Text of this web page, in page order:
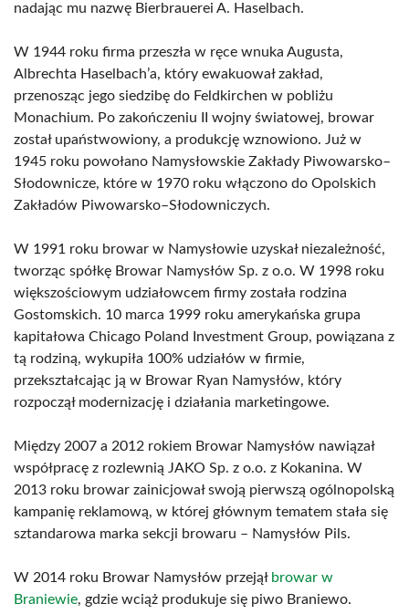
nadając mu nazwę Bierbrauerei A. Haselbach.
W 1944 roku firma przeszła w ręce wnuka Augusta,
Albrechta Haselbach’a, który ewakuował zakład,
przenosząc jego siedzibę do Feldkirchen w pobliżu
Monachium. Po zakończeniu II wojny światowej, browar
został upaństwowiony, a produkcję wznowiono. Już w
1945 roku powołano Namysłowskie Zakłady Piwowarsko–
Słodownicze, które w 1970 roku włączono do Opolskich
Zakładów Piwowarsko–Słodowniczych.
W 1991 roku browar w Namysłowie uzyskał niezależność,
tworząc spółkę Browar Namysłów Sp. z o.o. W 1998 roku
większościowym udziałowcem firmy została rodzina
Gostomskich. 10 marca 1999 roku amerykańska grupa
kapitałowa Chicago Poland Investment Group, powiązana z
tą rodziną, wykupiła 100% udziałów w firmie,
przekształcając ją w Browar Ryan Namysłów, który
rozpoczął modernizację i działania marketingowe.
Między 2007 a 2012 rokiem Browar Namysłów nawiązał
współpracę z rozlewnią JAKO Sp. z o.o. z Kokanina. W
2013 roku browar zainicjował swoją pierwszą ogólnopolską
kampanię reklamową, w której głównym tematem stała się
sztandarowa marka sekcji browaru – Namysłów Pils.
W 2014 roku Browar Namysłów przejął browar w
Braniewie, gdzie wciąż produkuje się piwo Braniewo.